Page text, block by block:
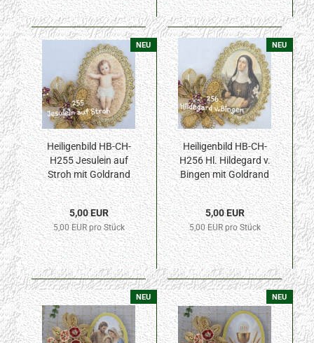
NEU
Heiligenbild HB-CH-
H255 Jesulein auf
Stroh mit Goldrand
32x46mm
5,00 EUR
5,00 EUR pro Stück
NEU
Heiligenbild HB-CH-
H256 Hl. Hildegard v.
Bingen mit Goldrand
32x46mm
5,00 EUR
5,00 EUR pro Stück
NEU NEU